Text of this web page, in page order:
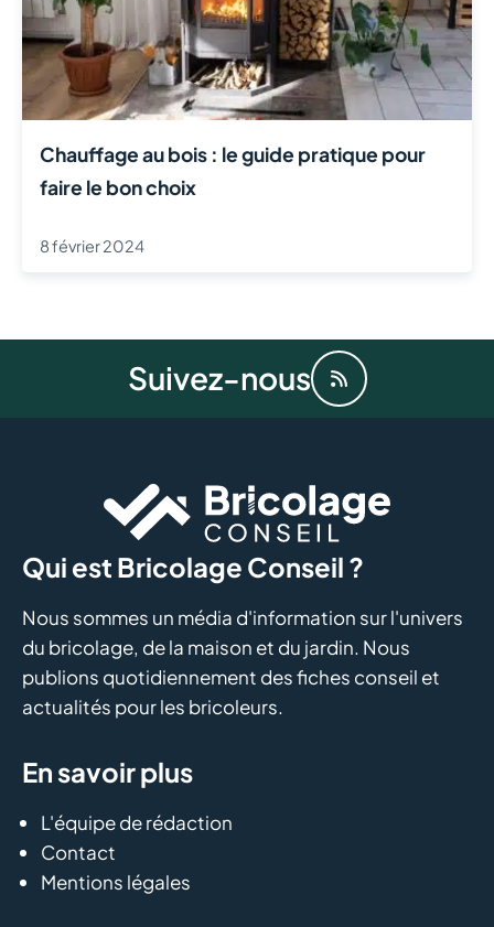
Chauffage au bois : le guide pratique pour
faire le bon choix
8 février 2024
Suivez-nous
Qui est Bricolage Conseil ?
Nous sommes un média d'information sur l'univers
du bricolage, de la maison et du jardin. Nous
publions quotidiennement des fiches conseil et
actualités pour les bricoleurs.
En savoir plus
L'équipe de rédaction
Contact
Mentions légales